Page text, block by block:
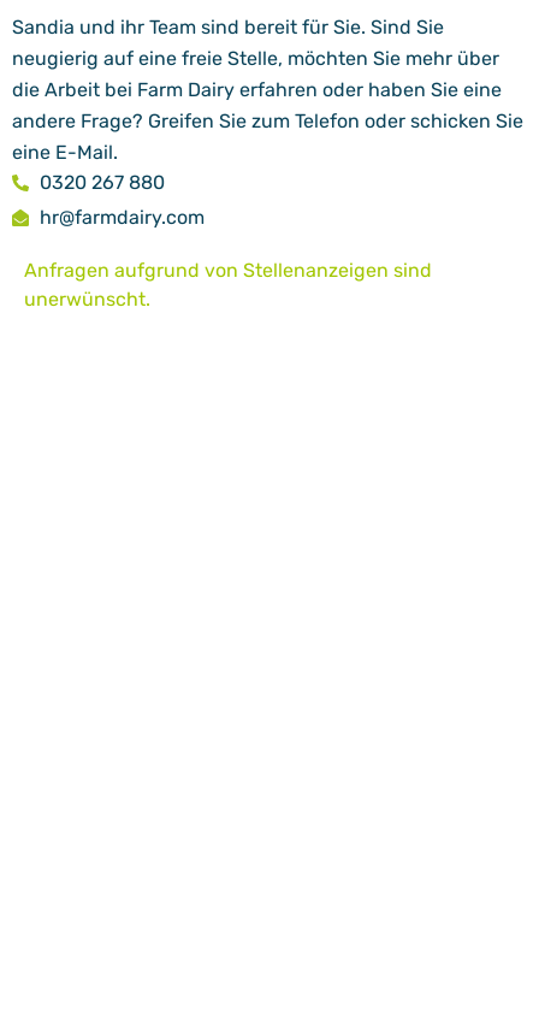
Sandia und ihr Team sind bereit für Sie. Sind Sie
neugierig auf eine freie Stelle, möchten Sie mehr über
die Arbeit bei Farm Dairy erfahren oder haben Sie eine
andere Frage? Greifen Sie zum Telefon oder schicken Sie
eine E-Mail.
0320 267 880
hr@farmdairy.com
Anfragen aufgrund von Stellenanzeigen sind
unerwünscht.